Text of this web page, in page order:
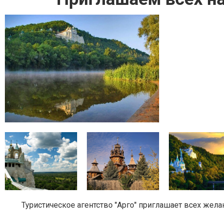
Туристическое агентство "Арго" приглашает всех